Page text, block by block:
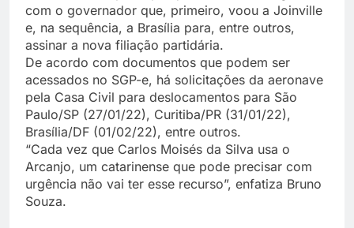
com o governador que, primeiro, voou a Joinville
e, na sequência, a Brasília para, entre outros,
assinar a nova filiação partidária.
De acordo com documentos que podem ser
acessados no SGP-e, há solicitações da aeronave
pela Casa Civil para deslocamentos para São
Paulo/SP (27/01/22), Curitiba/PR (31/01/22),
Brasília/DF (01/02/22), entre outros.
“Cada vez que Carlos Moisés da Silva usa o
Arcanjo, um catarinense que pode precisar com
urgência não vai ter esse recurso”, enfatiza Bruno
Souza.